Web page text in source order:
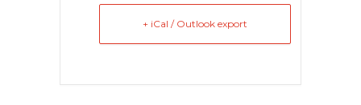
+ iCal / Outlook export